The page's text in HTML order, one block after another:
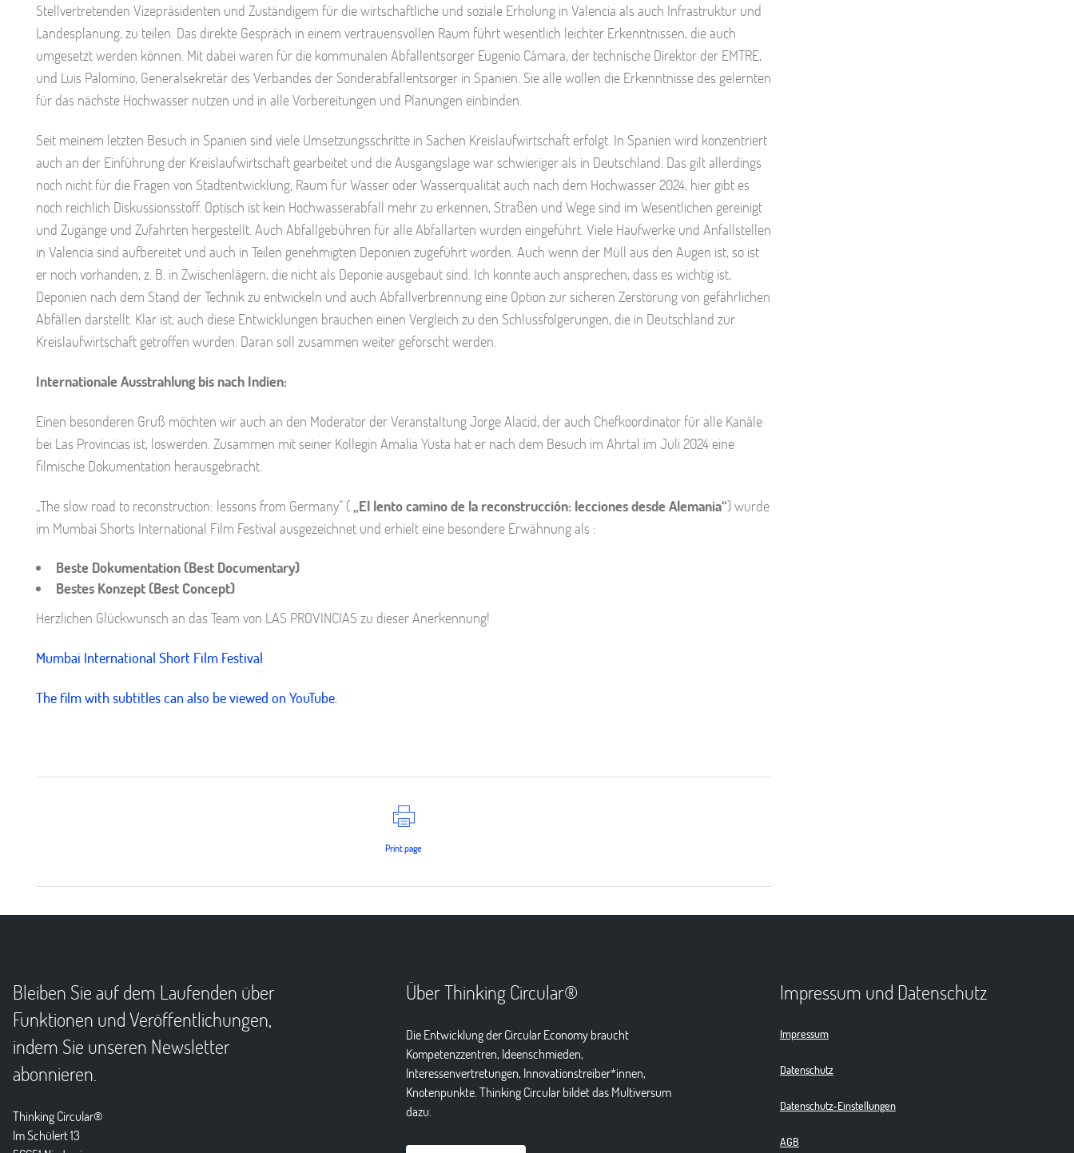
Stellvertretenden Vizepräsidenten und Zuständigem für die wirtschaftliche und soziale Erholung in Valencia als auch Infrastruktur und
Landesplanung, zu teilen. Das direkte Gespräch in einem vertrauensvollen Raum führt wesentlich leichter Erkenntnissen, die auch
umgesetzt werden können. Mit dabei waren für die kommunalen Abfallentsorger Eugenio Cámara, der technische Direktor der EMTRE,
und Luis Palomino, Generalsekretär des Verbandes der Sonderabfallentsorger in Spanien. Sie alle wollen die Erkenntnisse des gelernten
für das nächste Hochwasser nutzen und in alle Vorbereitungen und Planungen einbinden.
Seit meinem letzten Besuch in Spanien sind viele Umsetzungsschritte in Sachen Kreislaufwirtschaft erfolgt. In Spanien wird konzentriert
auch an der Einführung der Kreislaufwirtschaft gearbeitet und die Ausgangslage war schwieriger als in Deutschland. Das gilt allerdings
noch nicht für die Fragen von Stadtentwicklung, Raum für Wasser oder Wasserqualität auch nach dem Hochwasser 2024, hier gibt es
noch reichlich Diskussionsstoff. Optisch ist kein Hochwasserabfall mehr zu erkennen, Straßen und Wege sind im Wesentlichen gereinigt
und Zugänge und Zufahrten hergestellt. Auch Abfallgebühren für alle Abfallarten wurden eingeführt. Viele Haufwerke und Anfallstellen
in Valencia sind aufbereitet und auch in Teilen genehmigten Deponien zugeführt worden. Auch wenn der Müll aus den Augen ist, so ist
er noch vorhanden, z. B. in Zwischenlägern, die nicht als Deponie ausgebaut sind. Ich konnte auch ansprechen, dass es wichtig ist,
Deponien nach dem Stand der Technik zu entwickeln und auch Abfallverbrennung eine Option zur sicheren Zerstörung von gefährlichen
Abfällen darstellt. Klar ist, auch diese Entwicklungen brauchen einen Vergleich zu den Schlussfolgerungen, die in Deutschland zur
Kreislaufwirtschaft getroffen wurden. Daran soll zusammen weiter geforscht werden.
Internationale Ausstrahlung bis nach Indien:
Einen besonderen Gruß möchten wir auch an den Moderator der Veranstaltung Jorge Alacid, der auch Chefkoordinator für alle Kanäle
bei Las Provincias ist, loswerden. Zusammen mit seiner Kollegin Amalia Yusta hat er nach dem Besuch im Ahrtal im Juli 2024 eine
filmische Dokumentation herausgebracht.
„The slow road to reconstruction: lessons from Germany“ („El lento camino de la reconstrucción: lecciones desde Alemania“) wurde
im Mumbai Shorts International Film Festival ausgezeichnet und erhielt eine besondere Erwähnung als :
Beste Dokumentation (Best Documentary)
Bestes Konzept (Best Concept)
Herzlichen Glückwunsch an das Team von LAS PROVINCIAS zu dieser Anerkennung!
Mumbai International Short Film Festival
The film with subtitles can also be viewed on YouTube.
Print page
Bleiben Sie auf dem Laufenden über
Funktionen und Veröffentlichungen,
indem Sie unseren Newsletter
abonnieren.
Thinking Circular®
Im Schülert 13
Über Thinking Circular®
Die Entwicklung der Circular Economy braucht
Kompetenzzentren, Ideenschmieden,
Interessenvertretungen, Innovationstreiber*innen,
Knotenpunkte. Thinking Circular bildet das Multiversum
dazu.
Impressum und Datenschutz
Impressum
Datenschutz
Datenschutz-Einstellungen
AGB